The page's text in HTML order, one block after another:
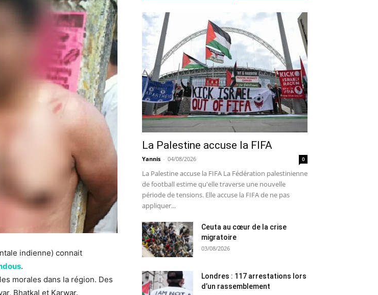
indienne) connait
.
morales dans la région. Des
Bhatkal et Karwar.
La Palestine accuse la FIFA
Yannis - 04/08/2026 0
La Palestine accuse la FIFA La Fédération palestinienne
de football estime qu'elle traverse une nouvelle
période de tensions. Elle accuse la FIFA de ne pas
appliquer...
Ceuta au cœur de la crise
migratoire
03/08/2026
Londres : 117 arrestations lors
d’un rassemblement